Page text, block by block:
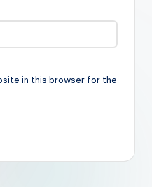
in this browser for the